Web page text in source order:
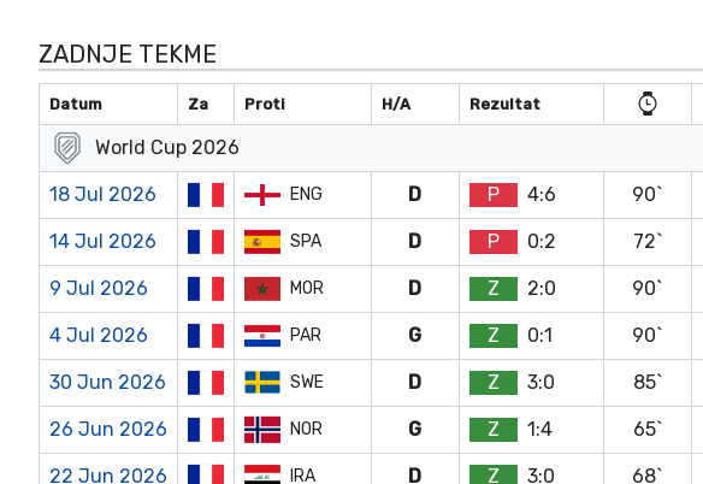
ZADNJE TEKME
Datum Za Proti H/A Rezultat
World Cup 2026
18 Jul 2026 ENG D P 4:6 90`
14 Jul 2026 SPA D P 0:2 72`
9 Jul 2026 MOR D Z 2:0 90`
4 Jul 2026 PAR G Z 0:1 90`
30 Jun 2026 SWE D Z 3:0 85`
26 Jun 2026 NOR G Z 1:4 65`
22 Jun 2026 IRA D Z 3:0 68`